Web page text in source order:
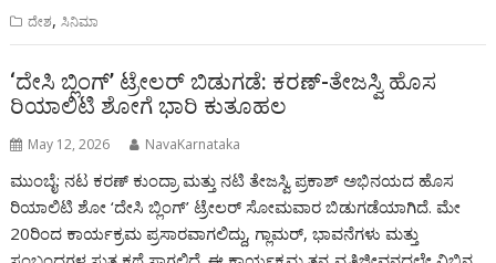
ದೇಶ,ಸಿನಿಮಾ
‘ದೇಸಿ ಬ್ಲಿಂಗ್’ ಟ್ರೇಲರ್ ಬಿಡುಗಡೆ: ಕರಣ್-ತೇಜಸ್ವಿ ಹೊಸ
ರಿಯಾಲಿಟಿ ಶೋಗೆ ಭಾರಿ ಕುತೂಹಲ
May 12, 2026 NavaKarnataka
ಮುಂಬೈ: ನಟ ಕರಣ್ ಕುಂದ್ರಾ ಮತ್ತು ನಟಿ ತೇಜಸ್ವಿ ಪ್ರಕಾಶ್ ಅಭಿನಯದ ಹೊಸ
ರಿಯಾಲಿಟಿ ಶೋ ‘ದೇಸಿ ಬ್ಲಿಂಗ್’ ಟ್ರೇಲರ್ ಸೋಮವಾರ ಬಿಡುಗಡೆಯಾಗಿದೆ. ಮೇ
20ರಿಂದ ಕಾರ್ಯಕ್ರಮ ಪ್ರಸಾರವಾಗಲಿದ್ದು, ಗ್ಲಾಮರ್, ಭಾವನೆಗಳು ಮತ್ತು